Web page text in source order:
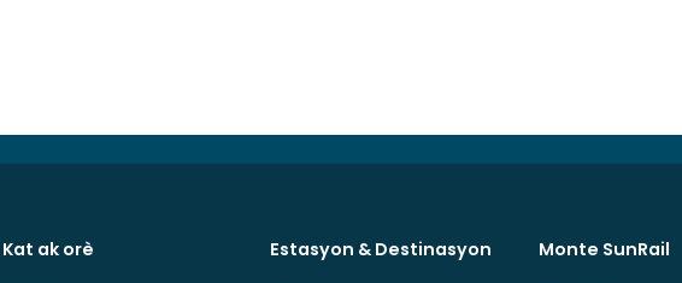
Kat ak orè Estasyon & Destinasyon Monte SunRail